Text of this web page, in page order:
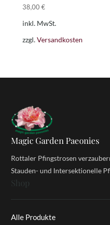
38,00 €
inkl. MwSt.
zzgl.Versandkosten
Magic Garden Paeonies
Rottaler Pfingstrosen
Stauden- und Intersektionelle
Shop
Alle Produkte